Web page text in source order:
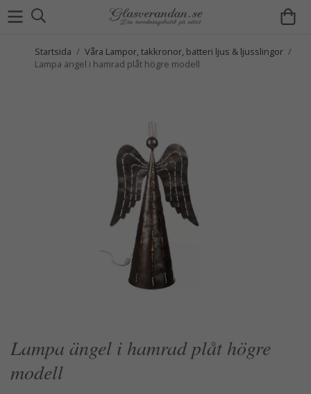
Startsida / Våra Lampor, takkronor, batteri ljus & ljusslingor /
Lampa ängel i hamrad plåt högre modell
Lampa ängel i hamrad plåt högre
modell